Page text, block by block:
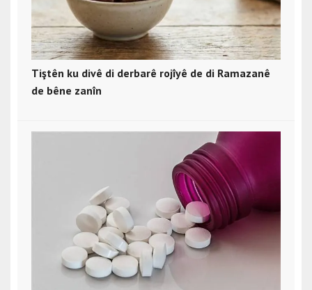
Tiştên ku divê di derbarê rojîyê de di Ramazanê
de bêne zanîn